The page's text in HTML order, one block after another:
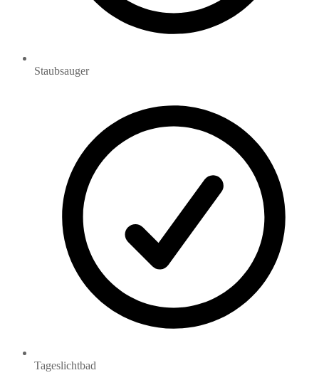
Staubsauger
Tageslichtbad